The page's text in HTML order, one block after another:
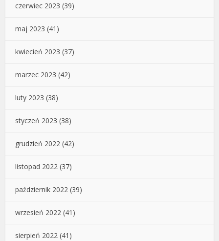
czerwiec 2023 (39)
maj 2023 (41)
kwiecień 2023 (37)
marzec 2023 (42)
luty 2023 (38)
styczeń 2023 (38)
grudzień 2022 (42)
listopad 2022 (37)
październik 2022 (39)
wrzesień 2022 (41)
sierpień 2022 (41)